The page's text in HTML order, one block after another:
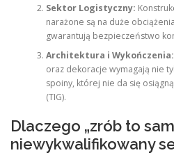
Sektor Logistyczny:
narażone są na duże
gwarantują bezpieczeństwo
Architektura i Wykończenia:
oraz dekoracje wymagają nie
spoiny, której nie da się
(TIG).
Dlaczego „zrób to
niewykwalifikowany